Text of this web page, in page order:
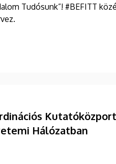
Tudósunk”! #BEFITT
Hálózatban